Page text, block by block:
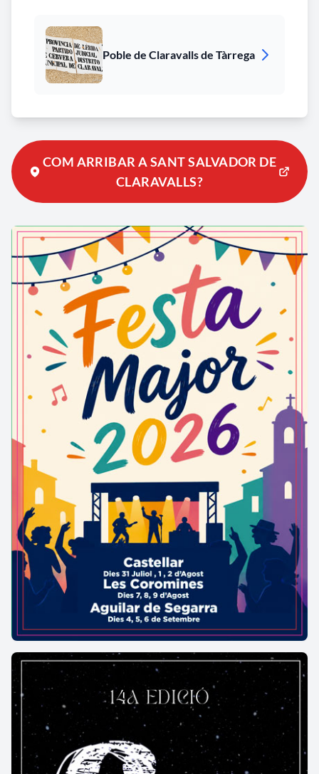
Poble de Claravalls de Tàrrega
COM ARRIBAR A SANT SALVADOR DE
CLARAVALLS?